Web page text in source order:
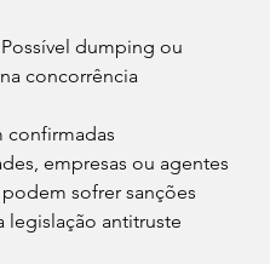
concorrência
confirmadas
empresas ou agentes
sofrer sanções
legislação antitruste